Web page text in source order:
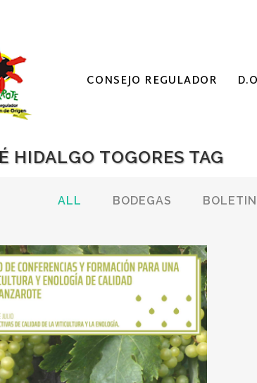
CONSEJO REGULADOR
HIDALGO TOGORES TAG
ALL BODEGAS